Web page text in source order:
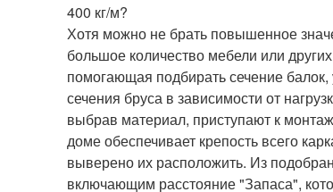
400 кг/м?
Хотя можно не брать повышенное
большое количество мебели или
помогающая подбирать сечение
сечения бруса в зависимости от
выбрав материал, приступают к
доме обеспечивает крепость всего
выверено их расположить. Из
включающим расстояние "Запаса",